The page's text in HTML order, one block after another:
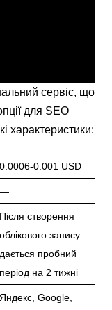
сервіс, що
для SEO
характеристики:
0.0006-0.001 USD
—
Після створення
облікового запису
дається пробний
період на 2 тижні
Яндекс, Google,